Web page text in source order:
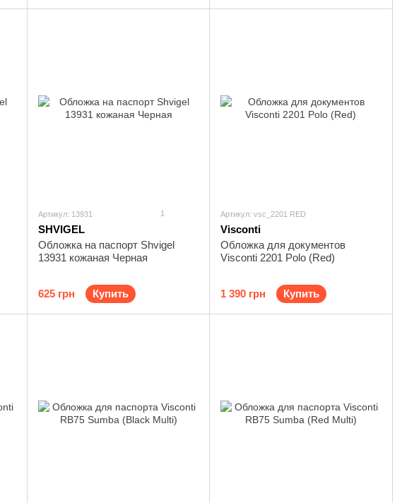
Артикул: 13931 1
SHVIGEL
Обложка на паспорт Shvigel
13931 кожаная Черная
625 грн Купить
Артикул: vsc_2201 RED
Visconti
Обложка для документов
Visconti 2201 Polo (Red)
1 390 грн Купить